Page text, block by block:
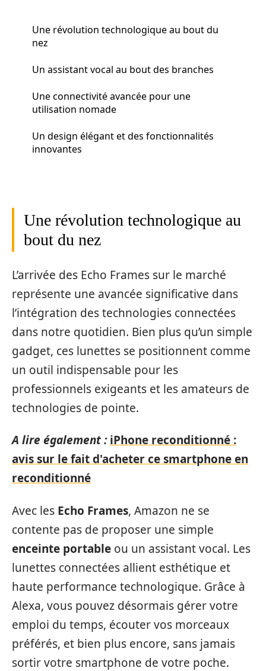
Une révolution technologique au bout du
nez
Un assistant vocal au bout des branches
Une connectivité avancée pour une
utilisation nomade
Un design élégant et des fonctionnalités
innovantes
Une révolution technologique au
bout du nez
L’arrivée des Echo Frames sur le marché
représente une avancée significative dans
l’intégration des technologies connectées
dans notre quotidien. Bien plus qu’un simple
gadget, ces lunettes se positionnent comme
un outil indispensable pour les
professionnels exigeants et les amateurs de
technologies de pointe.
A lire également : iPhone reconditionné :
avis sur le fait d'acheter ce smartphone en
reconditionné
Avec les Echo Frames, Amazon ne se
contente pas de proposer une simple
enceinte portable ou un assistant vocal. Les
lunettes connectées allient esthétique et
haute performance technologique. Grâce à
Alexa, vous pouvez désormais gérer votre
emploi du temps, écouter vos morceaux
préférés, et bien plus encore, sans jamais
sortir votre smartphone de votre poche.